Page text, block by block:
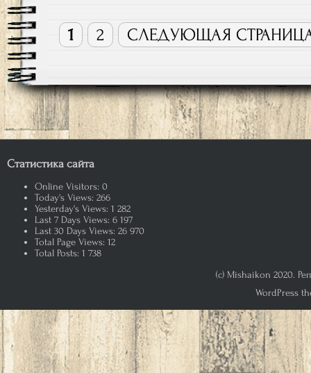
1 2 СЛЕДУЮЩАЯ
Статистика сайта
Online Visitors: 0
Today's Views: 266
Yesterday's Views: 1 282
Last 7 Days Views: 6 197
Last 30 Days Views: 26 970
Total Page Views: 12
Total Posts: 1 738
(c) Mishaikon 2020.
WordPress